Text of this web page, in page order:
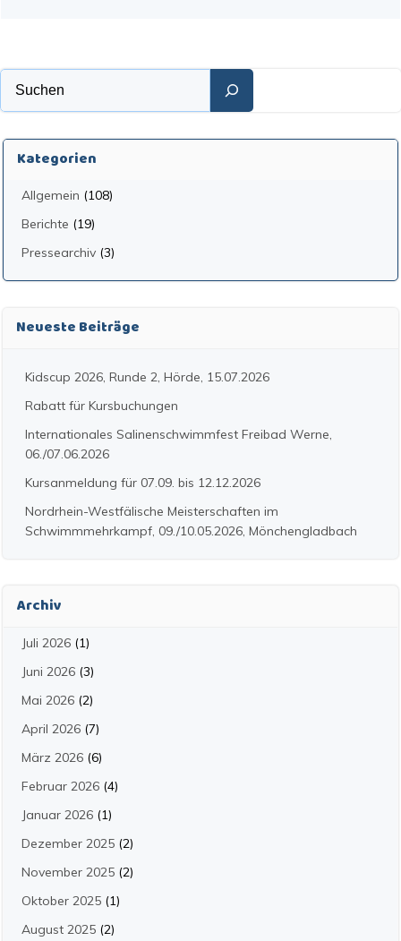
Suchen
Kategorien
Allgemein (108)
Berichte (19)
Pressearchiv (3)
Neueste Beiträge
Kidscup 2026, Runde 2, Hörde, 15.07.2026
Rabatt für Kursbuchungen
Internationales Salinenschwimmfest Freibad Werne,
06./07.06.2026
Kursanmeldung für 07.09. bis 12.12.2026
Nordrhein-Westfälische Meisterschaften im
Schwimmmehrkampf, 09./10.05.2026, Mönchengladbach
Archiv
Juli 2026 (1)
Juni 2026 (3)
Mai 2026 (2)
April 2026 (7)
März 2026 (6)
Februar 2026 (4)
Januar 2026 (1)
Dezember 2025 (2)
November 2025 (2)
Oktober 2025 (1)
August 2025 (2)